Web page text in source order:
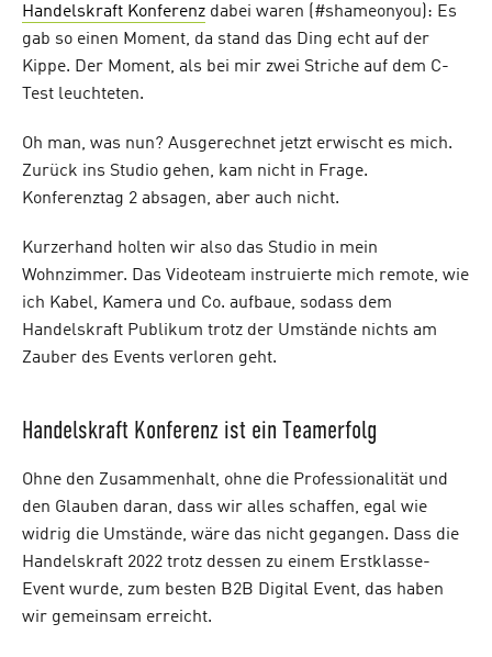
Handelskraft Konferenz dabei waren (#shameonyou): Es
gab so einen Moment, da stand das Ding echt auf der
Kippe. Der Moment, als bei mir zwei Striche auf dem C-
Test leuchteten.
Oh man, was nun? Ausgerechnet jetzt erwischt es mich.
Zurück ins Studio gehen, kam nicht in Frage.
Konferenztag 2 absagen, aber auch nicht.
Kurzerhand holten wir also das Studio in mein
Wohnzimmer. Das Videoteam instruierte mich remote, wie
ich Kabel, Kamera und Co. aufbaue, sodass dem
Handelskraft Publikum trotz der Umstände nichts am
Zauber des Events verloren geht.
Handelskraft Konferenz ist ein Teamerfolg
Ohne den Zusammenhalt, ohne die Professionalität und
den Glauben daran, dass wir alles schaffen, egal wie
widrig die Umstände, wäre das nicht gegangen. Dass die
Handelskraft 2022 trotz dessen zu einem Erstklasse-
Event wurde, zum besten B2B Digital Event, das haben
wir gemeinsam erreicht.